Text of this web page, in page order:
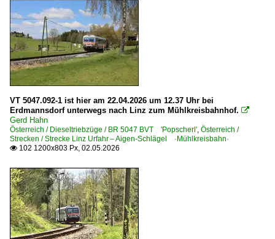
VT 5047.092-1 ist hier am 22.04.2026 um 12.37 Uhr bei
Erdmannsdorf unterwegs nach Linz zum Mühlkreisbahnhof. 
Gerd Hahn
Österreich / Dieseltriebzüge / BR 5047 BVT 'Popscherl' Österreich /
Strecken / Strecke Linz Urfahr – Aigen-Schlägel ·Mühlkreisbahn·
 102 1200x803 Px, 02.05.2026